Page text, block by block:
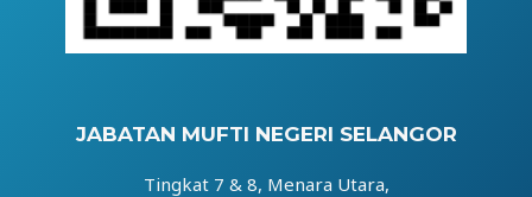
JABATAN MUFTI NEGERI SELANGOR
Tingkat 7 & 8, Menara Utara,